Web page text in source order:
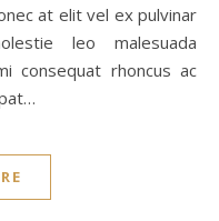
at elit vel ex pulvinar
leo malesuada
consequat rhoncus ac